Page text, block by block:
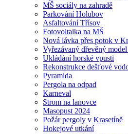
MŠ sociály na zahradě
Parkování Holubov
Asfaltování Třísov
Fotovoltaika na MŠ
Nová lávka přes potok v
Vyřezávaný dřevěný
Ukládání horské vpusti
Rekonstrukce dešťové
Pyramida
Pergola na odpad
Karneval
Strom na lanovce
Masopust 2024
Požár pergoly v Krasetíně
Hokejové utkání